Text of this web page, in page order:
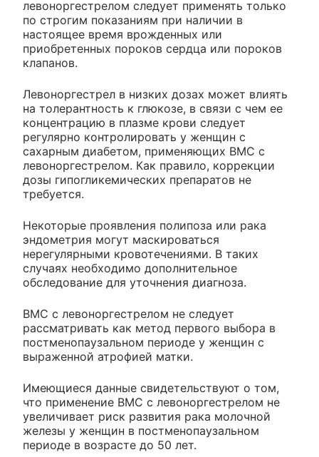
левоноргестрелом следует применять только
по строгим показаниям при наличии в
настоящее время врожденных или
приобретенных пороков сердца или пороков
клапанов.
Левоноргестрел в низких дозах может влиять
на толерантность к глюкозе, в связи с чем ее
концентрацию в плазме крови следует
регулярно контролировать у женщин с
сахарным диабетом, применяющих ВМС с
левоноргестрелом. Как правило, коррекции
дозы гипогликемических препаратов не
требуется.
Некоторые проявления полипоза или рака
эндометрия могут маскироваться
нерегулярными кровотечениями. В таких
случаях необходимо дополнительное
обследование для уточнения диагноза.
ВМС с левоноргестрелом не следует
рассматривать как метод первого выбора в
постменопаузальном периоде у женщин с
выраженной атрофией матки.
Имеющиеся данные свидетельствуют о том,
что применение ВМС с левоноргестрелом не
увеличивает риск развития рака молочной
железы у женщин в постменопаузальном
периоде в возрасте до 50 лет.